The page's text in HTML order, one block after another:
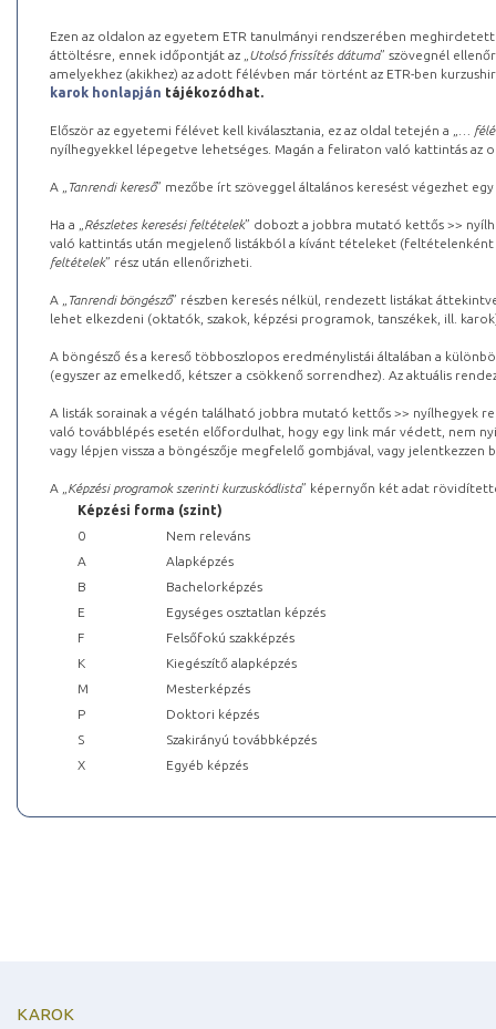
Ezen az oldalon az egyetem ETR tanulmányi rendszerében
áttöltésre, ennek időpontját az „ Utolsó frissítés dátuma” szövegnél
amelyekhez (akikhez) az adott félévben már történt az ETR-ben
karok honlapján tájékozódhat.
Először az egyetemi félévet kell kiválasztania, ez az oldal tetején a „
…
nyílhegyekkel lépegetve lehetséges. Magán a feliraton való kattintás az
A „ Tanrendi kereső” mezőbe írt szöveggel általános keresést végezhet
Ha a „ Részletes keresési feltételek” dobozt a jobbra mutató kettős >>
való kattintás után megjelenő listákból a kívánt tételeket (feltételenként
feltételek” rész után ellenőrizheti.
A „ Tanrendi böngésző” részben keresés nélkül, rendezett listákat
lehet elkezdeni (oktatók, szakok, képzési programok, tanszékek, ill.
A böngésző és a kereső többoszlopos eredménylistái általában a
(egyszer az emelkedő, kétszer a csökkenő sorrendhez). Az aktuális
A listák sorainak a végén található jobbra mutató kettős >> nyílhegyek
való továbblépés esetén előfordulhat, hogy egy link már védett, nem
vagy lépjen vissza a böngészője megfelelő gombjával, vagy
A „ Képzési programok szerinti kurzuskódlista” képernyőn két adat
Képzési forma (szint)
0
Nem releváns
A
Alapképzés
B
Bachelorképzés
E
Egységes osztatlan képzés
F
Felsőfokú szakképzés
K
Kiegészítő alapképzés
M
Mesterképzés
P
Doktori képzés
S
Szakirányú továbbképzés
X
Egyéb képzés
KAROK